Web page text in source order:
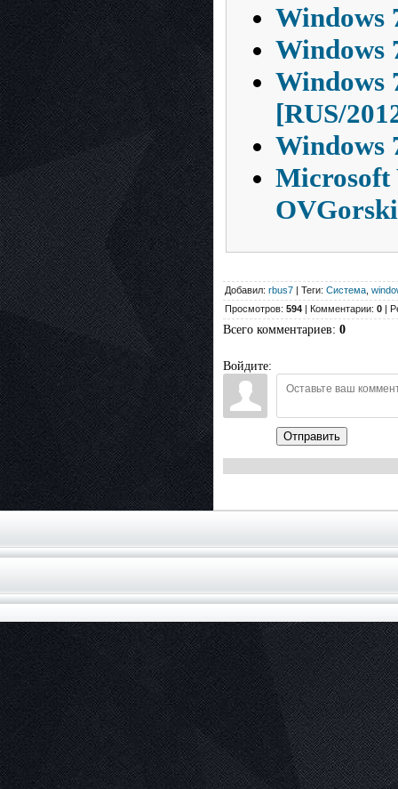
Windows
Windows
Windows
[RUS/
Windows
Microsoft
Добавил: rbus7 | Теги: Система
Просмотров: 594 | Комментарии: 0 |
Всего комментариев: 0
Войдите:
Отправить